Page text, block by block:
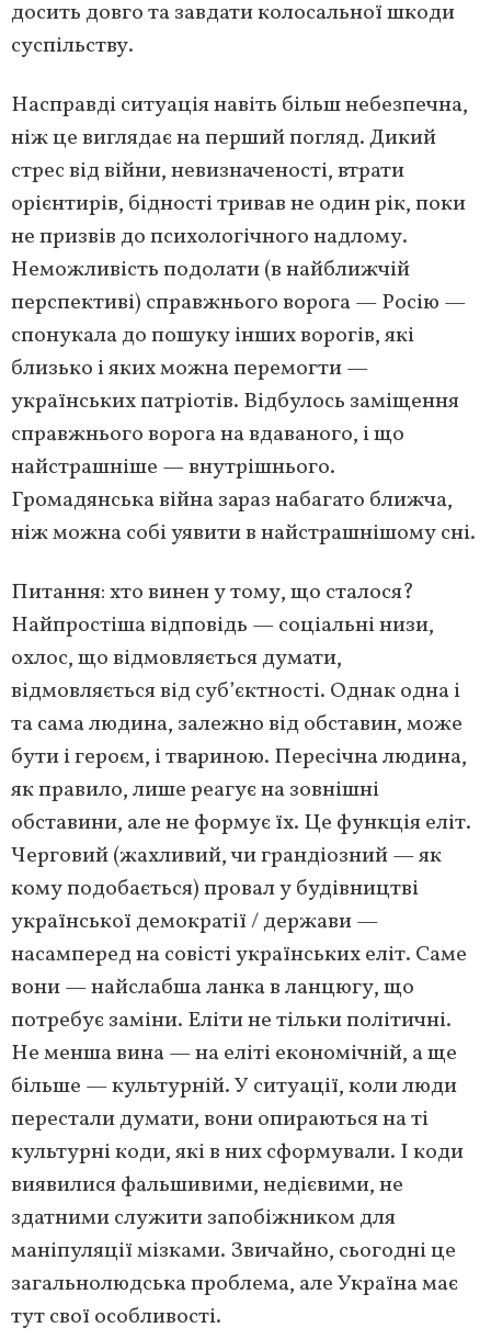
досить довго та завдати колосальної шкоди
суспільству.
Насправді ситуація навіть більш небезпечна,
ніж це виглядає на перший погляд. Дикий
стрес від війни, невизначеності, втрати
орієнтирів, бідності тривав не один рік, поки
не призвів до психологічного надлому.
Неможливість подолати (в найближчій
перспективі) справжнього ворога — Росію —
спонукала до пошуку інших ворогів, які
близько і яких можна перемогти —
українських патріотів. Відбулось заміщення
справжнього ворога на вдаваного, і що
найстрашніше — внутрішнього.
Громадянська війна зараз набагато ближча,
ніж можна собі уявити в найстрашнішому сні.
Питання: хто винен у тому, що сталося?
Найпростіша відповідь — соціальні низи,
охлос, що відмовляється думати,
відмовляється від суб’єктності. Однак одна і
та сама людина, залежно від обставин, може
бути і героєм, і твариною. Пересічна людина,
як правило, лише реагує на зовнішні
обставини, але не формує їх. Це функція еліт.
Черговий (жахливий, чи грандіозний — як
кому подобається) провал у будівництві
української демократії / держави —
насамперед на совісті українських еліт. Саме
вони — найслабша ланка в ланцюгу, що
потребує заміни. Еліти не тільки політичні.
Не менша вина — на еліті економічній, а ще
більше — культурній. У ситуації, коли люди
перестали думати, вони опираються на ті
культурні коди, які в них сформували. І коди
виявилися фальшивими, недієвими, не
здатними служити запобіжником для
маніпуляції мізками. Звичайно, сьогодні це
загальнолюдська проблема, але Україна має
тут свої особливості.